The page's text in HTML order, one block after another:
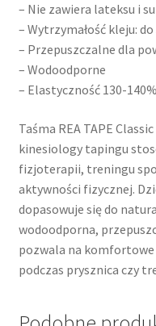
– Nie zawiera lateksu i
– Wytrzymałość kleju:
– Przepuszczalne dla
– Wodoodporne
– Elastyczność 130-140%
Taśma REA TAPE
kinesiology tapingu
fizjoterapii, treningu
aktywności fizycznej.
dopasowuje się do
wodoodporna,
pozwala na
podczas prysznica czy